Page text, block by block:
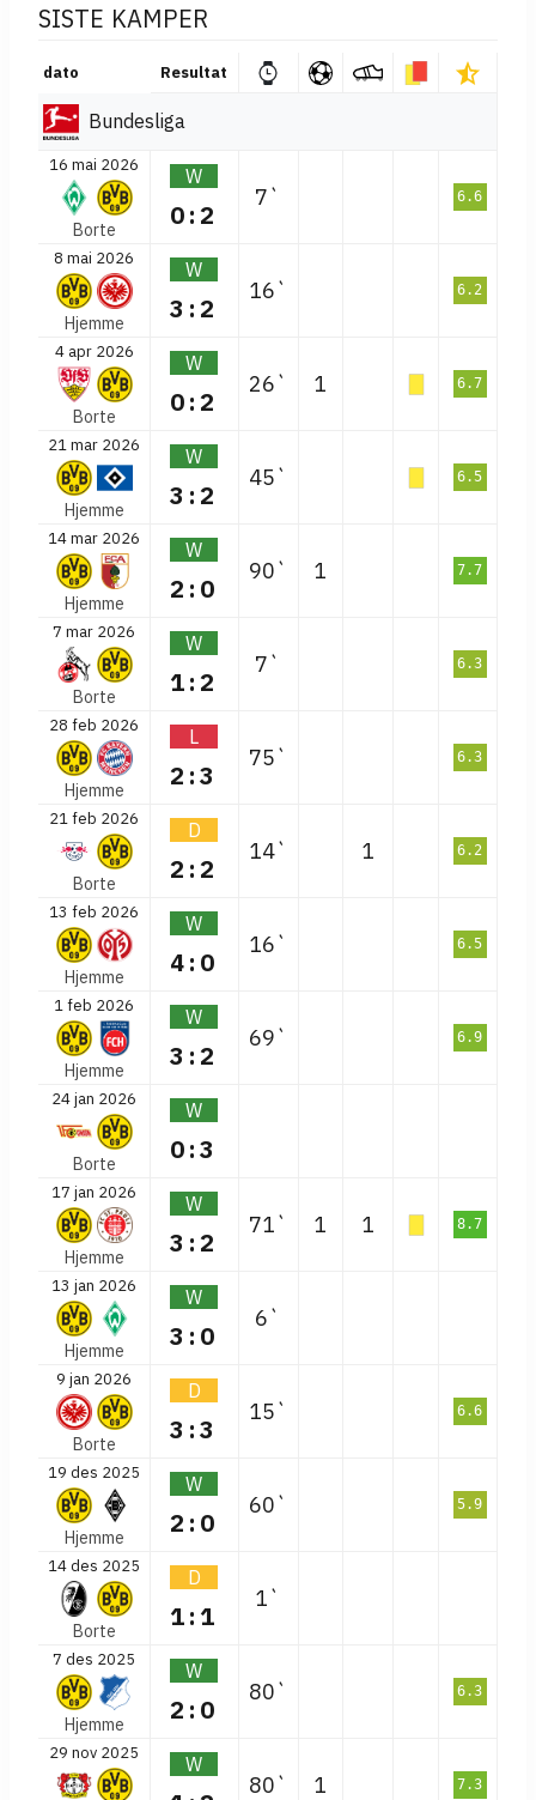
SISTE KAMPER
dato Resultat
Bundesliga
16 mai 2026
Borte
W
0:2
7` 6.6
8 mai 2026
Hjemme
W
3:2
16` 6.2
4 apr 2026
Borte
W
0:2
26` 1 6.7
21 mar 2026
Hjemme
W
3:2
45` 6.5
14 mar 2026
Hjemme
W
2:0
90` 1 7.7
7 mar 2026
Borte
W
1:2
7` 6.3
28 feb 2026
Hjemme
L
2:3
75` 6.3
21 feb 2026
Borte
D
2:2
14` 1 6.2
13 feb 2026
Hjemme
W
4:0
16` 6.5
1 feb 2026
Hjemme
W
3:2
69` 6.9
24 jan 2026
Borte
W
0:3
17 jan 2026
Hjemme
W
3:2
71` 1 1 8.7
13 jan 2026
Hjemme
W
3:0
6`
9 jan 2026
Borte
D
3:3
15` 6.6
19 des 2025
Hjemme
W
2:0
60` 5.9
14 des 2025
Borte
D
1:1
1`
7 des 2025
Hjemme
W
2:0
80` 6.3
29 nov 2025 W
80` 1 7.3